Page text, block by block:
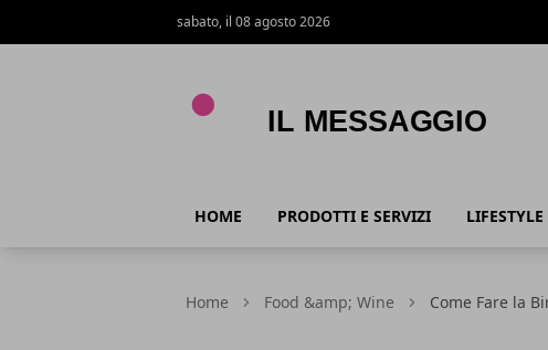
sabato, il 08 agosto 2026
HOME PRODOTTI E SERVIZI LIFESTYLE
Home Food &amp; Wine Come Fare la